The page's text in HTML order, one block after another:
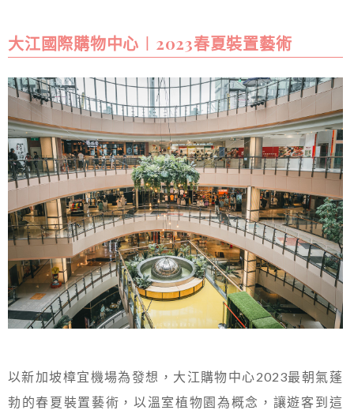
大江國際購物中心︱2023春夏裝置藝術
以新加坡樟宜機場為發想，大江購物中心2023最朝氣蓬
勃的春夏裝置藝術，以溫室植物園為概念，讓遊客到這